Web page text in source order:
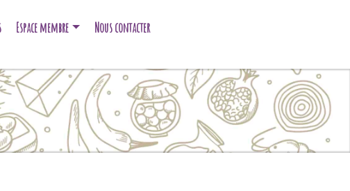
Espace membre Nous contacter